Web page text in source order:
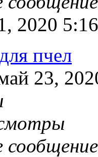
2020
пчел
23,